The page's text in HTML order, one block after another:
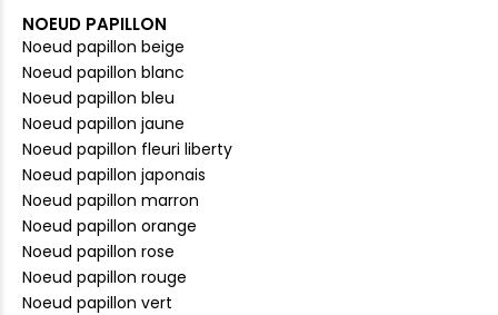
NOEUD PAPILLON
Noeud papillon beige
Noeud papillon blanc
Noeud papillon bleu
Noeud papillon jaune
Noeud papillon fleuri liberty
Noeud papillon japonais
Noeud papillon marron
Noeud papillon orange
Noeud papillon rose
Noeud papillon rouge
Noeud papillon vert